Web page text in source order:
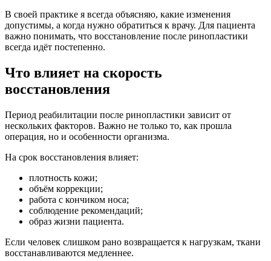
В своей практике я всегда объясняю, какие изменения
допустимы, а когда нужно обратиться к врачу. Для пациента
важно понимать, что восстановление после ринопластики
всегда идёт постепенно.
Что влияет на скорость
восстановления
Период реабилитации после ринопластики зависит от
нескольких факторов. Важно не только то, как прошла
операция, но и особенности организма.
На срок восстановления влияет:
плотность кожи;
объём коррекции;
работа с кончиком носа;
соблюдение рекомендаций;
образ жизни пациента.
Если человек слишком рано возвращается к нагрузкам, ткани
восстанавливаются медленнее.